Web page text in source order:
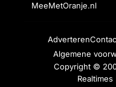
MeeMetOranje.nl
Adverteren
Algemene
Copyright ©